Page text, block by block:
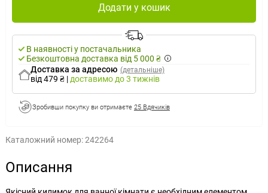
Додати у кошик
В наявності у постачальника
Безкоштовна доставка від 5 000 ₴
Доставка за адресою (детальніше)
від 479 ₴ | доставимо до 3 тижнів
Зробивши покупку ви отримаєте 25 Вдячиків
Каталожний номер:242264
Описання